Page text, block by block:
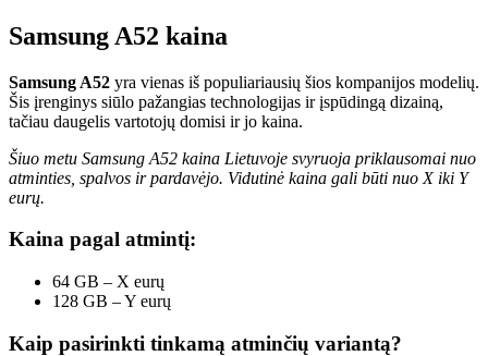
Samsung A52 kaina
Samsung A52 yra vienas iš populiariausių šios kompanijos modelių.
Šis įrenginys siūlo pažangias technologijas ir įspūdingą dizainą,
tačiau daugelis vartotojų domisi ir jo kaina.
Šiuo metu Samsung A52 kaina Lietuvoje svyruoja priklausomai nuo
atminties, spalvos ir pardavėjo. Vidutinė kaina gali būti nuo X iki Y
eurų.
Kaina pagal atmintį:
64 GB – X eurų
128 GB – Y eurų
Kaip pasirinkti tinkamą atminčių variantą?